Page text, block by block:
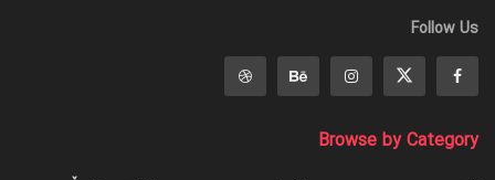
Follow Us
Browse by Category